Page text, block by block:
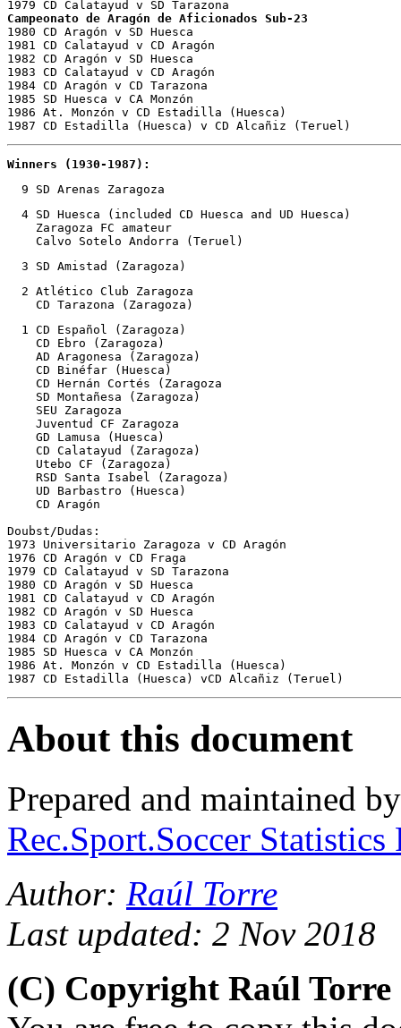
Campeonato de Aragón de Aficionados Sub-23
1980 CD Aragón v SD Huesca
1981 CD Calatayud v CD Aragón
1982 CD Aragón v SD Huesca
1983 CD Calatayud v CD Aragón
1984 CD Aragón v CD Tarazona
1985 SD Huesca v CA Monzón
1986 At. Monzón v CD Estadilla (Huesca)
1987 CD Estadilla (Huesca) v CD Alcañiz (Teruel)
Winners (1930-1987):
  4 SD Huesca (included CD Huesca and UD Huesca)
    Zaragoza FC amateur
    Calvo Sotelo Andorra (Teruel)
  3 SD Amistad (Zaragoza)
  2 Atlético Club Zaragoza
    CD Tarazona (Zaragoza)
  1 CD Español (Zaragoza)
    CD Ebro (Zaragoza)
    AD Aragonesa (Zaragoza)
    CD Binéfar (Huesca)
    CD Hernán Cortés (Zaragoza
    SD Montañesa (Zaragoza)
    SEU Zaragoza
    Juventud CF Zaragoza
    GD Lamusa (Huesca)
    CD Calatayud (Zaragoza)
    Utebo CF (Zaragoza)
    RSD Santa Isabel (Zaragoza)
    UD Barbastro (Huesca)
    CD Aragón
Doubst/Dudas:
1973 Universitario Zaragoza v CD Aragón
1976 CD Aragón v CD Fraga
1979 CD Calatayud v SD Tarazona
1980 CD Aragón v SD Huesca
1981 CD Calatayud v CD Aragón
1982 CD Aragón v SD Huesca
1983 CD Calatayud v CD Aragón
1984 CD Aragón v CD Tarazona
1985 SD Huesca v CA Monzón
1986 At. Monzón v CD Estadilla (Huesca)
About this document
Prepared and maintained
Rec.Sport.Soccer
Author: Raúl Torre
Last updated: 2 Nov 2018
(C) Copyright Raúl Torre